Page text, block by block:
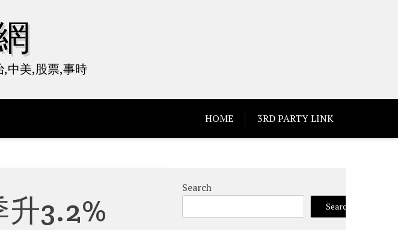
中美,股票,事時
HOME 3RD PARTY LINK
升3.2%
Search
Search